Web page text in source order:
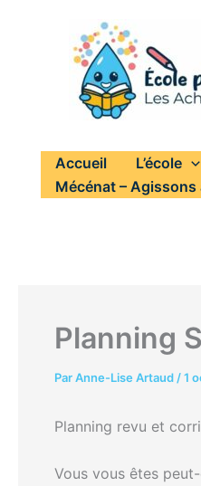
Accueil L’école
Mécénat – Agissons
Planning
ParAnne-Lise Artaud /1
Planning revu et
Vous vous êtes